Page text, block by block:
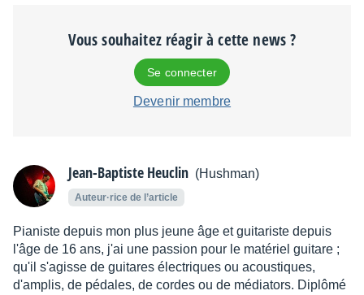
Vous souhaitez réagir à cette news ?
Se connecter
Devenir membre
Jean-Baptiste Heuclin (Hushman)
Auteur·rice de l’article
Pianiste depuis mon plus jeune âge et guitariste depuis
l'âge de 16 ans, j'ai une passion pour le matériel guitare ;
qu'il s'agisse de guitares électriques ou acoustiques,
d'amplis, de pédales, de cordes ou de médiators. Diplômé